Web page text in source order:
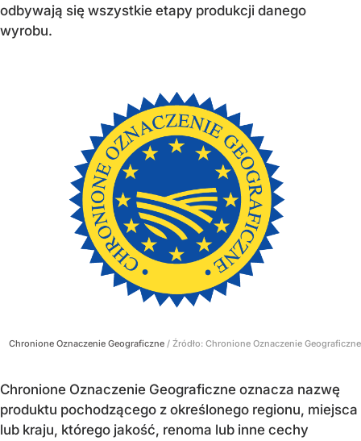
odbywają się wszystkie etapy produkcji danego
wyrobu.
Chronione Oznaczenie Geograficzne / Źródło: Chronione Oznaczenie Geograficzne
Chronione Oznaczenie Geograficzne oznacza nazwę
produktu pochodzącego z określonego regionu, miejsca
lub kraju, którego jakość, renoma lub inne cechy